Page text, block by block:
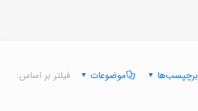
فیلتر بر اساس: موضوعات برچپسب‌ها